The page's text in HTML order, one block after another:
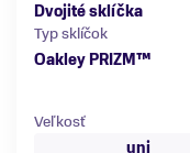
Dvojité sklíčka
Typ sklíčok
Oakley PRIZM™
Veľkosť
uni